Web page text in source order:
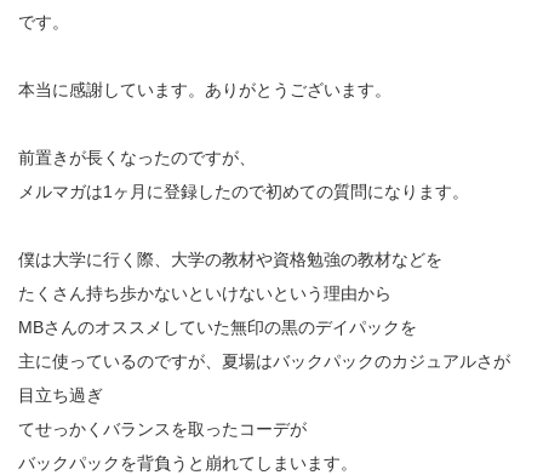
です。
本当に感謝しています。ありがとうございます。
前置きが長くなったのですが、
メルマガは1ヶ月に登録したので初めての質問になります。
僕は大学に行く際、大学の教材や資格勉強の教材などを
たくさん持ち歩かないといけないという理由から
MBさんのオススメしていた無印の黒のデイパックを
主に使っているのですが、夏場はバックパックのカジュアルさが
目立ち過ぎ
てせっかくバランスを取ったコーデが
バックパックを背負うと崩れてしまいます。